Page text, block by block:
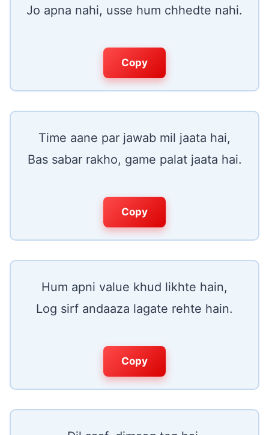
Jo apna nahi, usse hum chhedte nahi.
Copy
Time aane par jawab mil jaata hai,
Bas sabar rakho, game palat jaata hai.
Copy
Hum apni value khud likhte hain,
Log sirf andaaza lagate rehte hain.
Copy